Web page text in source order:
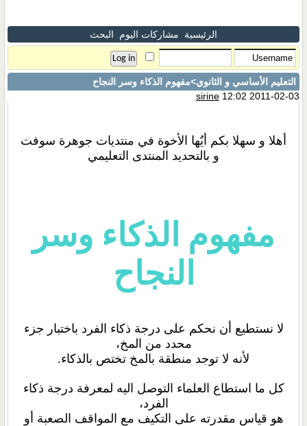
الرئيسية مشاركات اليوم البحث
التعليم الأساسي و الثانوي>مفهوم الذكاء وسر النجاح
sirine12:02 2011-02-03
أهلا و سهلا بكم أيٌها الأخوة في منتديات جوهرة سوفت
و بالتحديد المنتدى التعليمي
مفهوم الذكاء وسر
النجاح
لا نستطيع أن نحكم على درجة ذكاء الفرد باختبار جزء
محدد من المخ،
لأنه لا توجد منطقة بالمخ تختص بالذكاء.
كل ما استطاع العلماء التوصل اليه لمعرفة درجة ذكاء
الفرد،
هو قياس مقدرته على التكيف مع المواقف الصعبة أو